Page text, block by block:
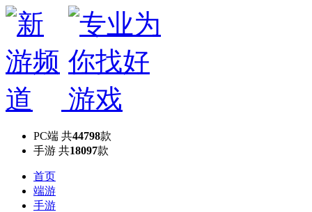
PC端 共44798款
手游 共18097款
首页
端游
手游